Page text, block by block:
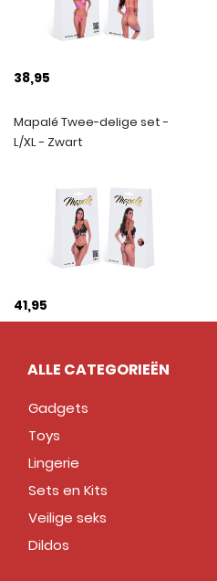
38,95
Mapalé Twee-delige set -
L/XL - Zwart
41,95
ALLE CATEGORIEËN
Gadgets
Toys
Lingerie
Sets en Kits
Veilige seks
Dildos